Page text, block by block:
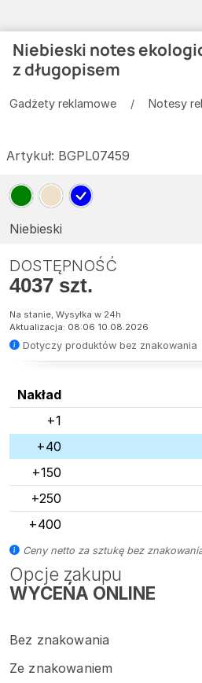
Niebieski notes
z długopisem
Gadżety reklamowe Notesy
Artykuł: BGPL07459
Niebieski
DOSTĘPNOŚĆ
4037 szt.
Na stanie, Wysyłka w 24h
Aktualizacja: 08:06 10.08.2026
Dotyczy produktów bez znakowania
Opcje zakupu
WYCEŃA ONLINE
Bez znakowania
Ze znakowaniem
Nakład
+1
+40
+150
+250
+400
Ceny netto za sztukę bez